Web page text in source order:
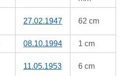
27.02.1947 62 cm
08.10.1994 1 cm
11.05.1953 6 cm